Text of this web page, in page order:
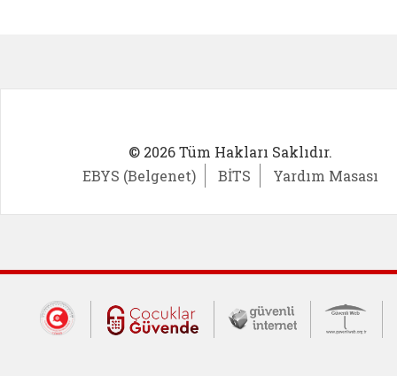
© 2026 Tüm Hakları Saklıdır.
EBYS (Belgenet)
BİTS Yardım Masası
Dış Bağlantılar
Cumhurbaşkanlığı İletişim Merkezi
Çocuklar Güvende (yeni
Güvenli